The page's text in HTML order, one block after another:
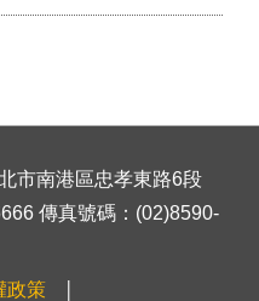
市南港區忠孝東路6段
傳真號碼：(02)8590-
政策